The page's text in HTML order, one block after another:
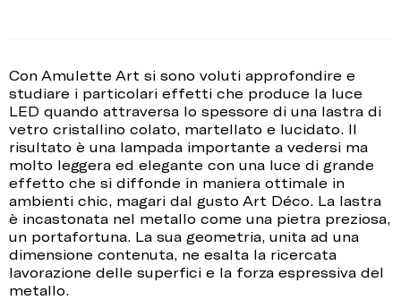
Con Amulette Art si sono voluti approfondire e
studiare i particolari effetti che produce la luce
LED quando attraversa lo spessore di una lastra di
vetro cristallino colato, martellato e lucidato. Il
risultato è una lampada importante a vedersi ma
molto leggera ed elegante con una luce di grande
effetto che si diffonde in maniera ottimale in
ambienti chic, magari dal gusto Art Déco. La lastra
è incastonata nel metallo come una pietra preziosa,
un portafortuna. La sua geometria, unita ad una
dimensione contenuta, ne esalta la ricercata
lavorazione delle superfici e la forza espressiva del
metallo.